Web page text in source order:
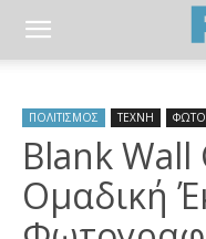
ΠΟΛΙΤΙΣΜΟΣ ΤΕΧΝΗ
Blank Wall
Ομαδική